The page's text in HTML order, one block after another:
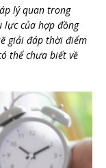
lý quan trong
của hợp đồng
giải đáp thời điểm
thể chưa biết về